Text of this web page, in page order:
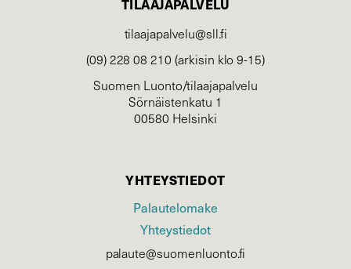
TILAAJAPALVELU
tilaajapalvelu@sll.fi
(09) 228 08 210 (arkisin klo 9-15)
Suomen Luonto/tilaajapalvelu
Sörnäistenkatu 1
00580 Helsinki
YHTEYSTIEDOT
Palautelomake
Yhteystiedot
palaute@suomenluonto.fi